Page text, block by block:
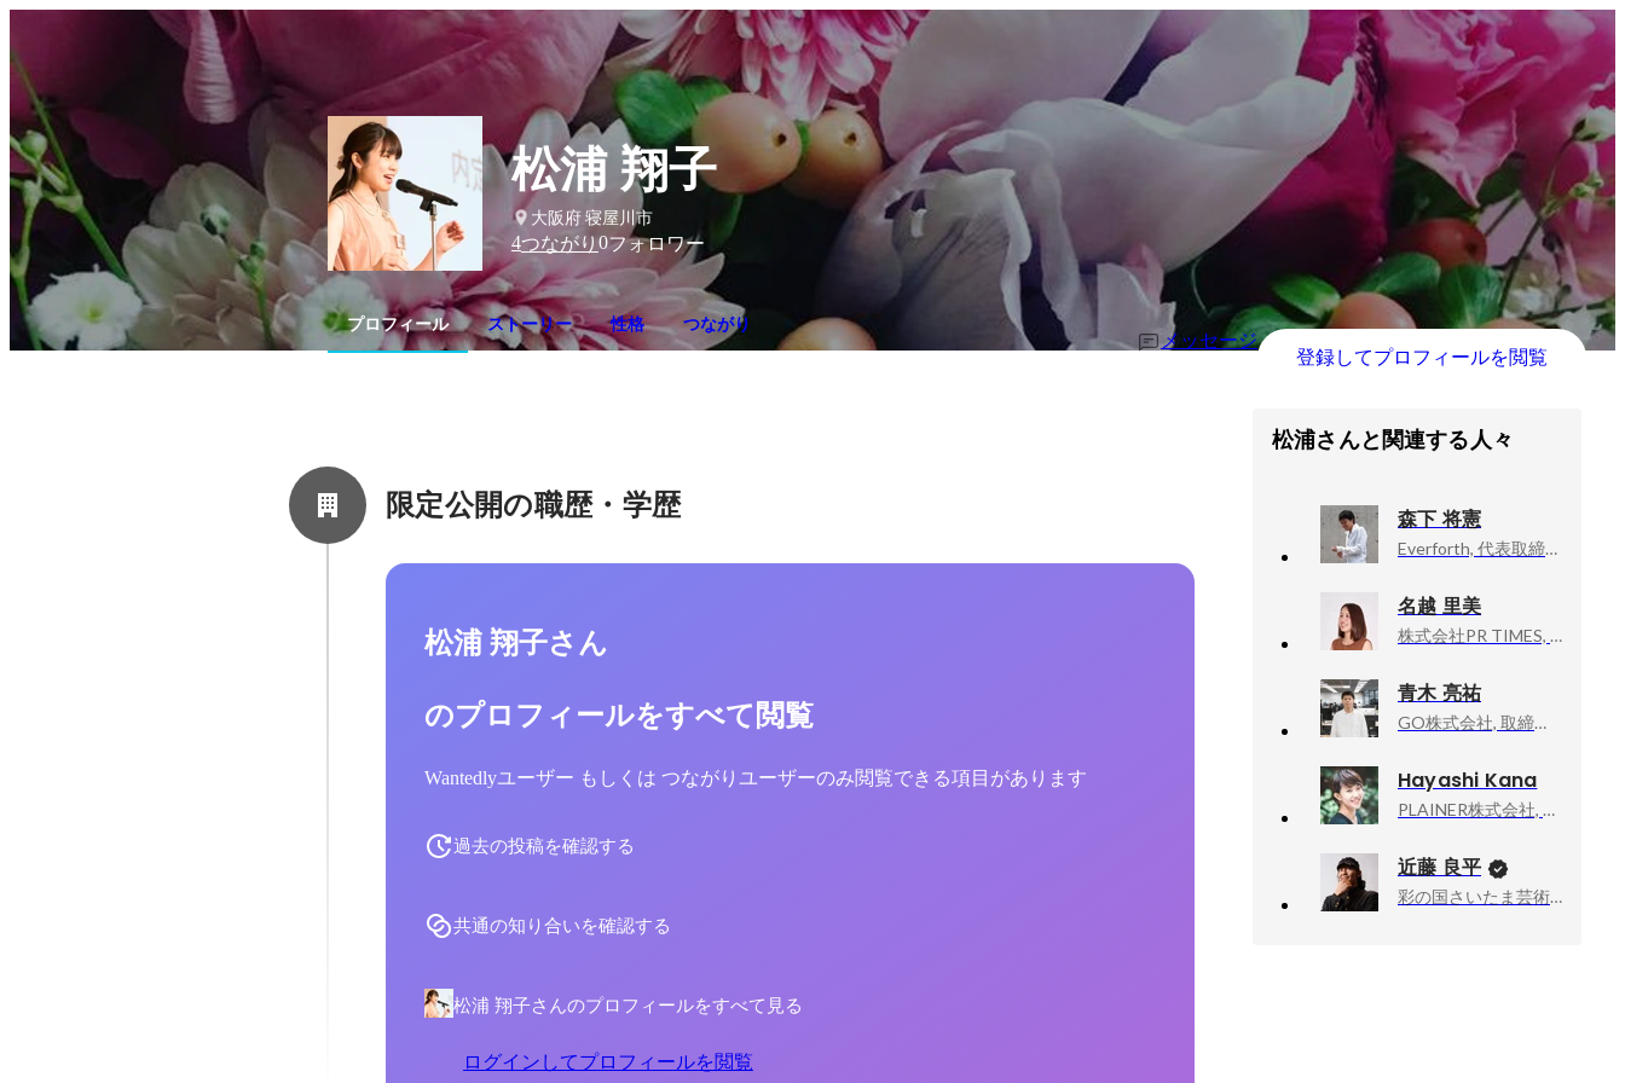
松浦 翔子
大阪府 寝屋川市
4つながり 0フォロワー
プロフィール ストーリー 性格 つながり
メッセージ
登録してプロフィールを閲覧
限定公開の職歴・学歴
松浦 翔子さん
のプロフィールをすべて閲覧
Wantedlyユーザー もしくは つながりユーザーのみ閲覧できる項目があります
過去の投稿を確認する
共通の知り合いを確認する
松浦 翔子さんのプロフィールをすべて見る
ログインしてプロフィールを閲覧
松浦さんと関連する人々
森下 将憲
Everforth, 代表取締役 CEO
名越 里美
株式会社PR TIMES, 開発採用育成マネージャー
青木 亮祐
GO株式会社, 取締役 IoT本部 本部長
Hayashi Kana
PLAINER株式会社, HR本部
近藤 良平
彩の国さいたま芸術劇場, 次期芸術監督